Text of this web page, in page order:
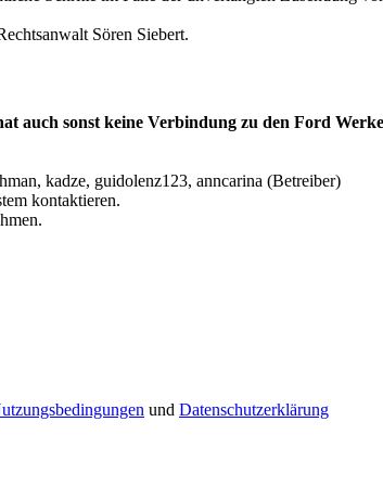
Sören Siebert.
auch sonst keine Verbindung zu den Ford
kadze, guidolenz123, anncarina (Betreiber)
kontaktieren.
und Datenschutzerklärung